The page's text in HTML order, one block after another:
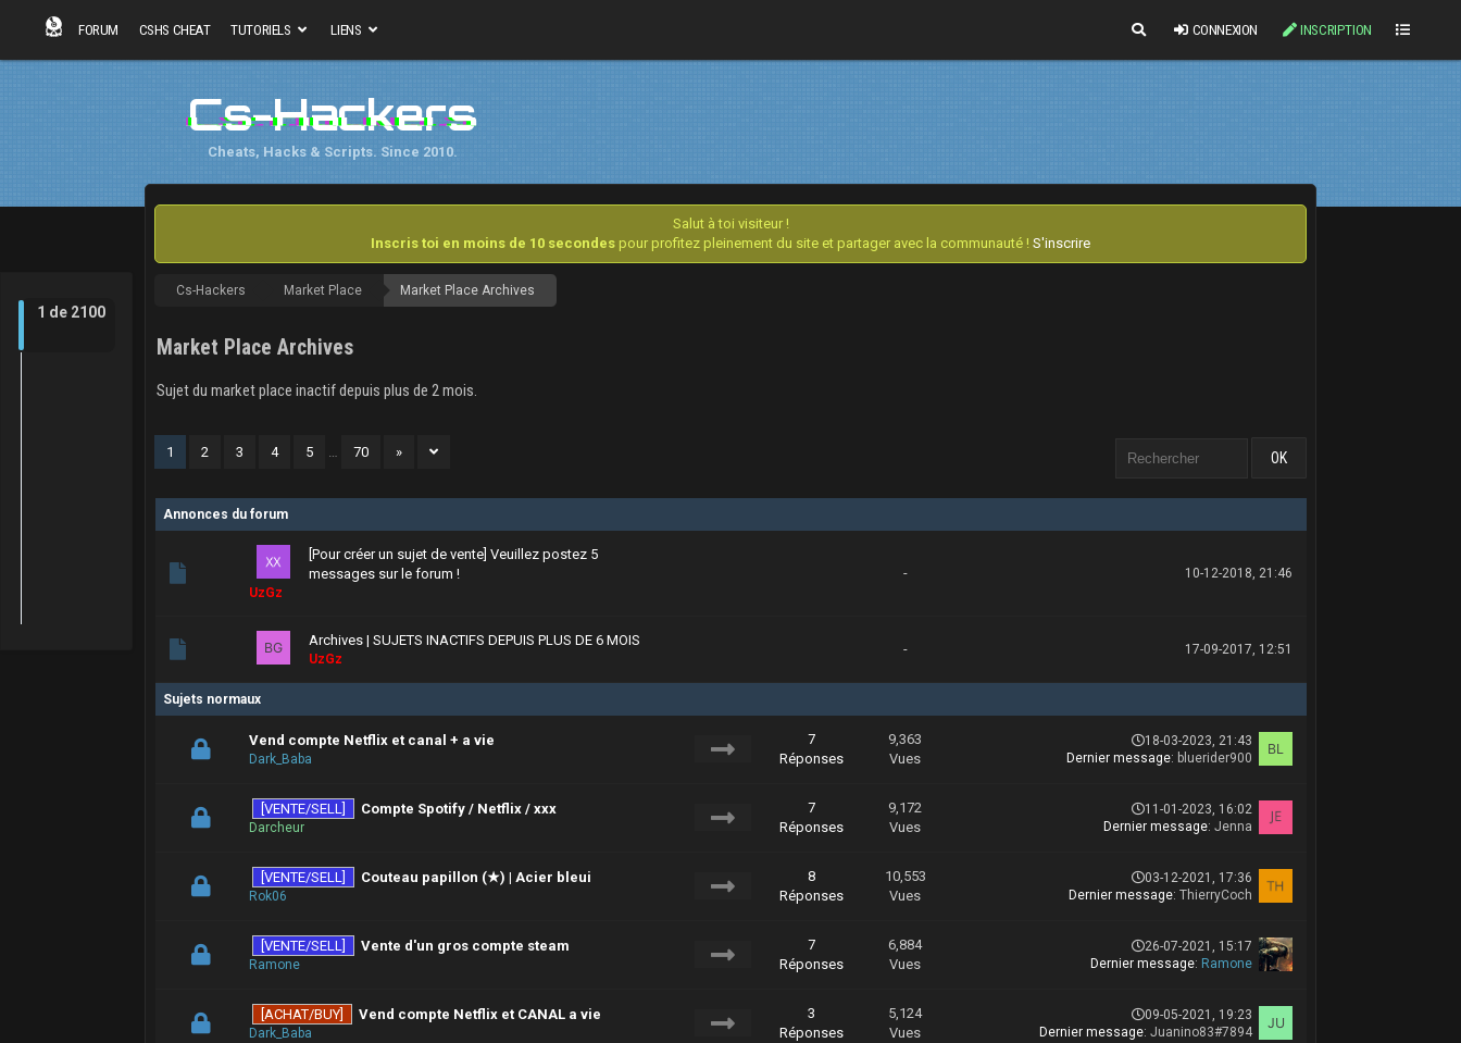
CONNEXION INSCRIPTION
FORUM CSHS CHEAT TUTORIELS LIENS
Cs-Hackers
Cheats, Hacks & Scripts. Since 2010.
Salut à toi visiteur !
Inscris toi en moins de 10 secondes pour profitez pleinement du site et partager avec la communauté ! S'inscrire
Cs-Hackers Market Place Market Place Archives
Market Place Archives
Sujet du market place inactif depuis plus de 2 mois.
1 2 3 4 5 … 70 »
Annonces du forum
[Pour créer un sujet de vente] Veuillez postez 5
messages sur le forum !
UzGz
- 10-12-2018, 21:46
Archives | SUJETS INACTIFS DEPUIS PLUS DE 6 MOIS
UzGz
- 17-09-2017, 12:51
Sujets normaux
Vend compte Netflix et canal + a vie
Dark_Baba
7
Réponses
9,363
Vues
18-03-2023, 21:43
Dernier message: bluerider900
[VENTE/SELL] Compte Spotify / Netflix / xxx
Darcheur
7
Réponses
9,172
Vues
11-01-2023, 16:02
Dernier message: Jenna
[VENTE/SELL] Couteau papillon (★) | Acier bleui
Rok06
8
Réponses
10,553
Vues
03-12-2021, 17:36
Dernier message: ThierryCoch
[VENTE/SELL] Vente d'un gros compte steam
Ramone
7
Réponses
6,884
Vues
26-07-2021, 15:17
Dernier message: Ramone
[ACHAT/BUY] Vend compte Netflix et CANAL a vie
Dark_Baba
3
Réponses
5,124
Vues
09-05-2021, 19:23
Dernier message: Juanino83#7894
1 de 2100